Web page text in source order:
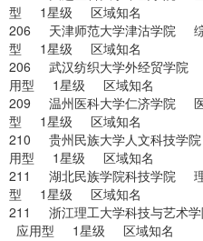
型 1星级 区域知名
206 天津师范大学津沽学
型 1星级 区域知名
206 武汉纺织大学外经贸
用型 1星级 区域知名
209 温州医科大学仁济学
型 1星级 区域知名
210 贵州民族大学人文科
用型 1星级 区域知名
211 湖北民族学院科技学
型 1星级 区域知名
211 浙江理工大学科技与
应用型 1星级 区域知名